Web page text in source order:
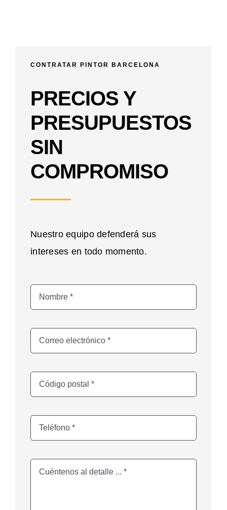
CONTRATAR PINTOR BARCELONA
PRECIOS Y
PRESUPUESTOS
SIN
COMPROMISO
Nuestro equipo defenderá sus
intereses en todo momento.